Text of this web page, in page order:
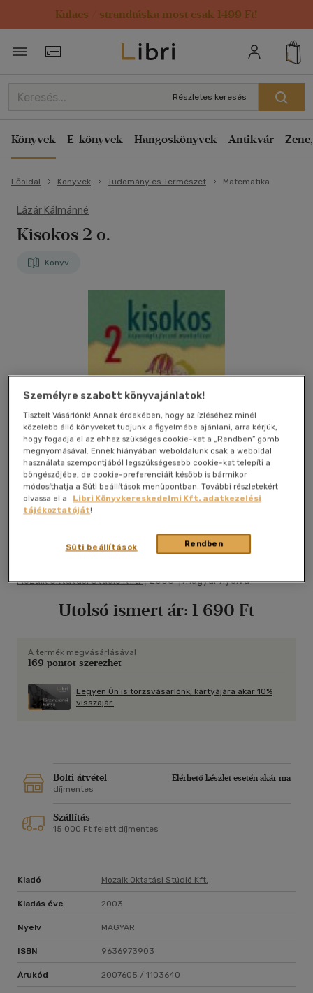
Kulacs / strandtáska most csak 1499 Ft!
Törzsvásárlói Kártya adatai
Részletes keresés
Könyvek E-könyvek Hangoskönyvek Antikvár
Főoldal Könyvek Tudomány és Természet Matematika
Lázár Kálmánné
Kisokos 2 o.
Könyv
Mozaik Oktatási Stúdió Kft.|2003|magyar nyelvű
Utolsó ismert ár: 1 690 Ft
A termék megvásárlásával
169 pontot szerezhet
Legyen Ön is törzsvásárlónk, kártyájára akár 10%
visszajár.
Bolti átvétel
Elérhető készlet esetén akár ma
díjmentes
Szállítás
15 000 Ft felett díjmentes
Kiadó Mozaik Oktatási Stúdió Kft.
Kiadás éve 2003
Nyelv MAGYAR
ISBN 9636973903
Árukód 2007605 / 1103640
Személyre szabott könyvajánlatok!
Tisztelt Vásárlónk! Annak érdekében, hogy az ízléséhez minél
közelebb álló könyveket tudjunk a figyelmébe ajánlani, arra kérjük,
hogy fogadja el az ehhez szükséges cookie-kat a „Rendben” gomb
megnyomásával. Ennek hiányában weboldalunk csak a weboldal
használata szempontjából legszükségesebb cookie-kat telepíti a
böngészőjébe, de cookie-preferenciáit később is bármikor
módosíthatja a Süti beállítások menüpontban. További részletekért
olvassa el a
Libri Könyvkereskedelmi Kft. adatkezelési
tájékoztatóját!
Rendben
Süti beállítások